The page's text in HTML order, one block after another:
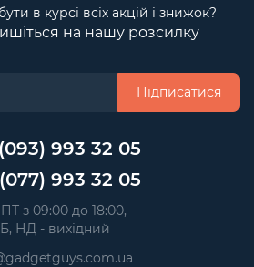
в курсі всіх акцій і знижок?
на нашу розсилку
Підписатися
993 32 05
993 32 05
з 09:00 до 18:00,
НД - вихідний